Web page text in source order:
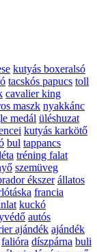
kutyás boxeralsó
tacskós papucs toll
cavalier king
maszk nyakkánc
medál üléshuzat
kutyás karkötő
bul tappancs
tréning falat
szemüveg
ékszer állatos
francia
kuckó
autós
ajándék ajándék
falióra díszpárna buli